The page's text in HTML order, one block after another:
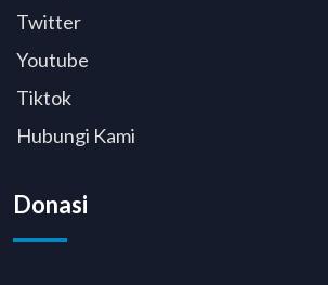
Twitter
Youtube
Tiktok
Hubungi Kami
Donasi